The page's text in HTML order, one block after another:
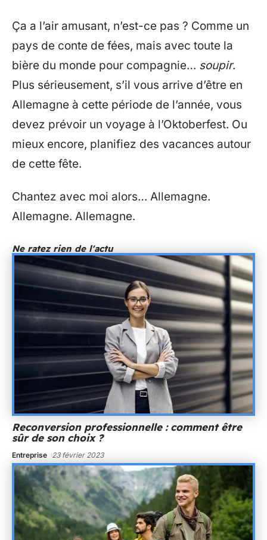
Ça a l’air amusant, n’est-ce pas ? Comme un
pays de conte de fées, mais avec toute la
bière du monde pour compagnie… soupir.
Plus sérieusement, s’il vous arrive d’être en
Allemagne à cette période de l’année, vous
devez prévoir un voyage à l’Oktoberfest. Ou
mieux encore, planifiez des vacances autour
de cette fête.
Chantez avec moi alors… Allemagne.
Allemagne. Allemagne.
Ne ratez rien de l'actu
Reconversion professionnelle : comment être
sûr de son choix ?
Entreprise 23 février 2023